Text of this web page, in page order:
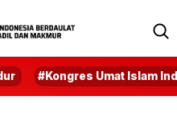
#Kongres Umat Islam